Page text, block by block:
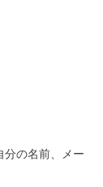
分の名前、メー